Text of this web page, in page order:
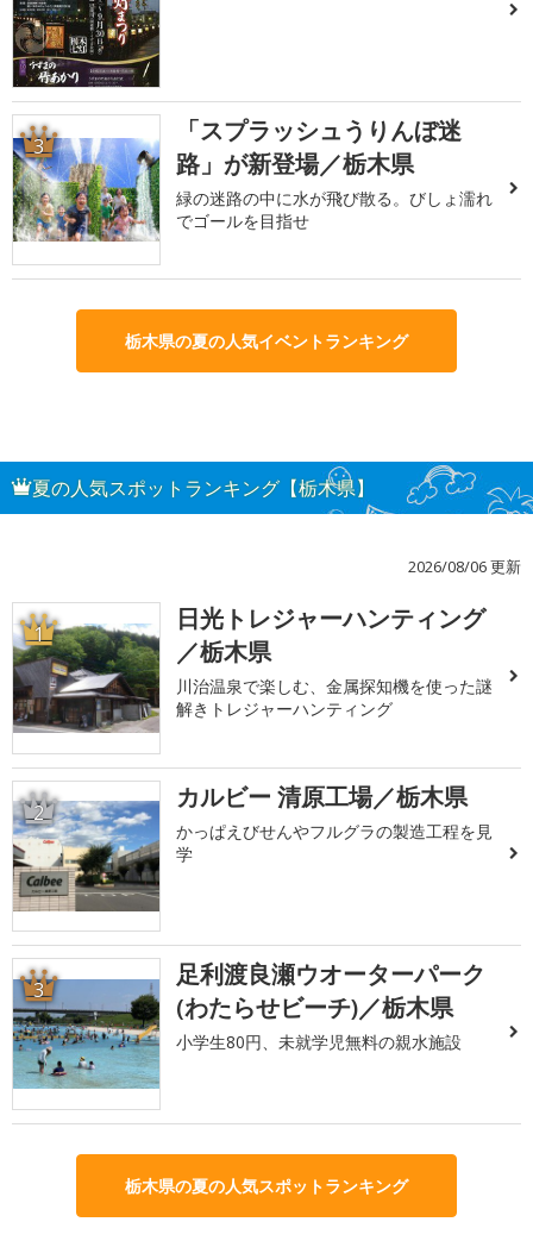
3
「スプラッシュうりんぼ迷
路」が新登場／栃木県
緑の迷路の中に水が飛び散る。びしょ濡れ
でゴールを目指せ
栃木県の夏の人気イベントランキング
夏の人気スポットランキング【栃木県】
2026/08/06 更新
1
日光トレジャーハンティング
／栃木県
川治温泉で楽しむ、金属探知機を使った謎
解きトレジャーハンティング
2 カルビー 清原工場／栃木県
かっぱえびせんやフルグラの製造工程を見
学
3
足利渡良瀬ウオーターパーク
(わたらせビーチ)／栃木県
小学生80円、未就学児無料の親水施設
栃木県の夏の人気スポットランキング